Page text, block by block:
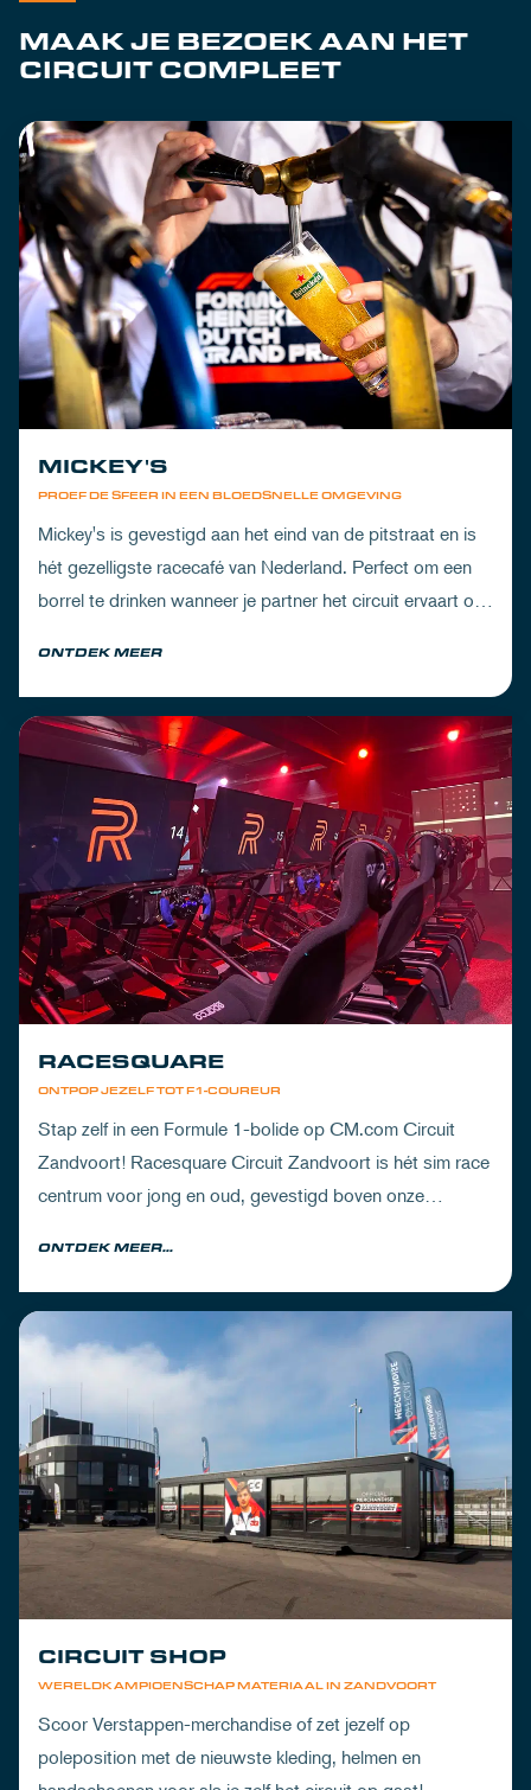
MAAK JE BEZOEK AAN HET
CIRCUIT COMPLEET
PROEF DE SFEER IN EEN BLOEDSNELLE OMGEVING
MICKEY'S
Mickey's is gevestigd aan het eind van de pitstraat en is
hét gezelligste racecafé van Nederland. Perfect om een
borrel te drinken wanneer je partner het circuit ervaart of
ONTDEK MEER
ONTPOP JEZELF TOT F1-COUREUR
RACESQUARE
Stap zelf in een Formule 1-bolide op CM.com Circuit
Zandvoort! Racesquare Circuit Zandvoort is hét sim race
centrum voor jong en oud, gevestigd boven onze
ONTDEK MEER...
WERELDKAMPIOENSCHAP MATERIAAL IN ZANDVOORT
CIRCUIT SHOP
Scoor Verstappen-merchandise of zet jezelf op
poleposition met de nieuwste kleding, helmen en